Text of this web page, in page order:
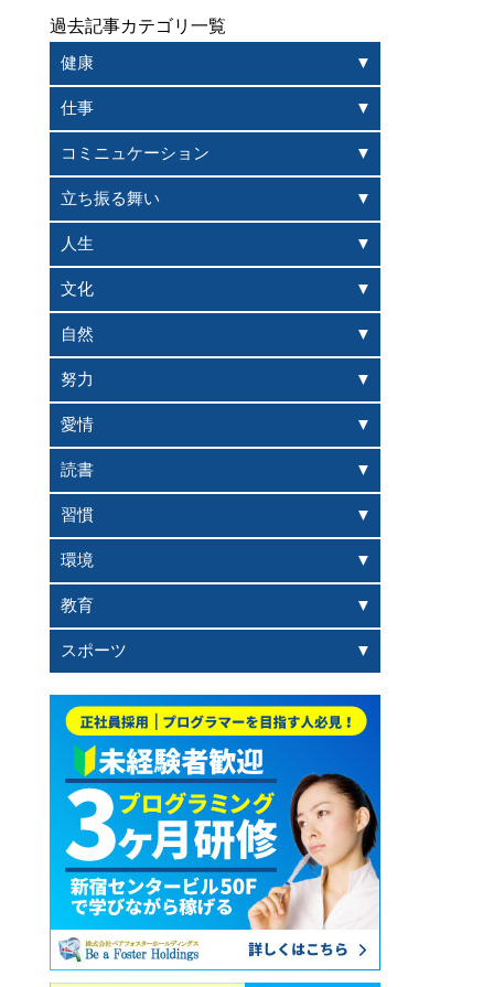
過去記事カテゴリ一覧
健康
仕事
コミニュケーション
立ち振る舞い
人生
文化
自然
努力
愛情
読書
習慣
環境
教育
スポーツ